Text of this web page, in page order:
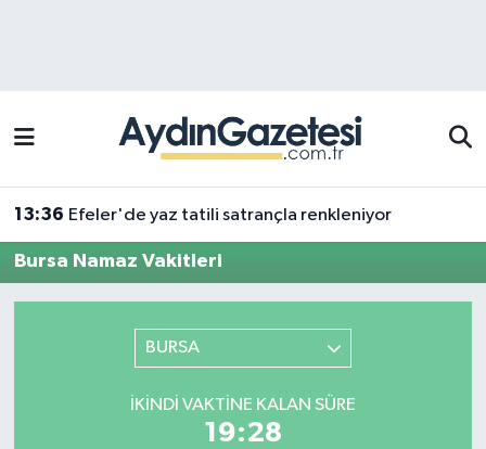
13:36 Efeler'de yaz tatili satrançla renkleniyor
Bursa Namaz Vakitleri
BURSA
İKINDI VAKTINE KALAN SÜRE
19:28
Efeler Trafik Yoğunluk Haritası
Süper Lig Puan Durumu ve Fikstür
Tüm Manşetler
Son Dakika Haberleri
Haber Arşivi